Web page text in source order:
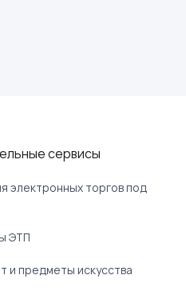
сервисы
электронных торгов под
ЭТП
и предметы искусства